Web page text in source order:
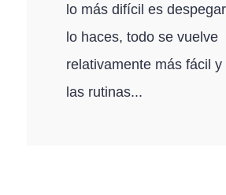
lo más difícil es
lo haces, todo se vuelve
relativamente más fácil y
las rutinas...